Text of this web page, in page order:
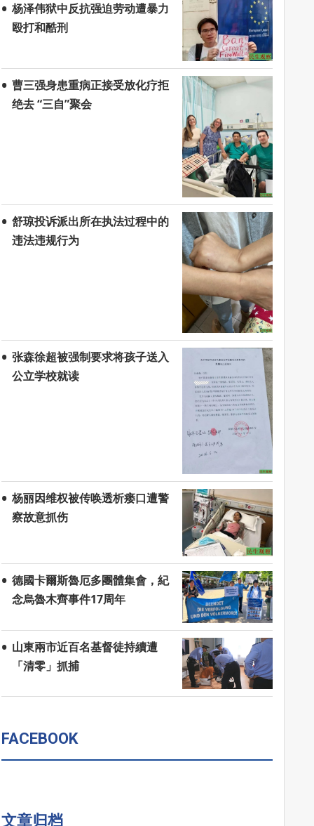
杨泽伟狱中反抗强迫劳动遭暴力
殴打和酷刑
曹三强身患重病正接受放化疗拒
绝去 “三自”聚会
舒琼投诉派出所在执法过程中的
违法违规行为
张森徐超被强制要求将孩子送入
公立学校就读
杨丽因维权被传唤透析瘘口遭警
察故意抓伤
德國卡爾斯魯厄多團體集會，紀
念烏魯木齊事件17周年
山東兩市近百名基督徒持續遭
「清零」抓捕
FACEBOOK
文章归档